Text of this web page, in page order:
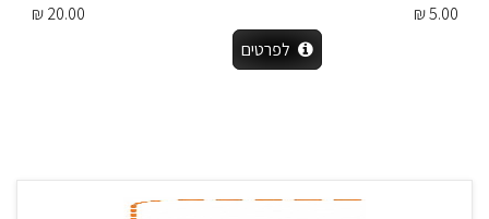
5.00 ₪
לפרטים
20.00 ₪